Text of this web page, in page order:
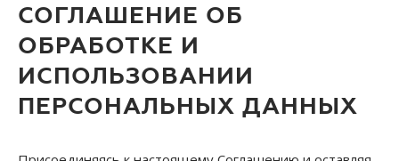
СОГЛАШЕНИЕ ОБ
ОБРАБОТКЕ И
ИСПОЛЬЗОВАНИИ
ПЕРСОНАЛЬНЫХ ДАННЫХ